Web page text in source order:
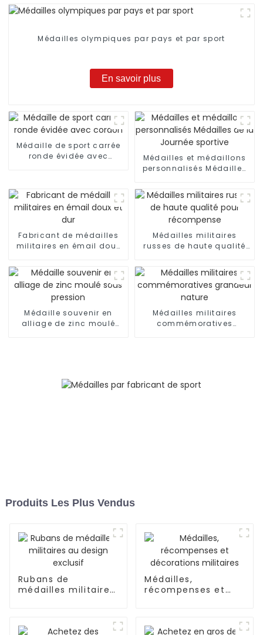
Médailles olympiques par pays et par sport
En savoir plus
Médaille de sport carrée
ronde évidée avec
Médailles et médaillons
personnalisés Médailles
Fabricant de médailles
militaires en émail doux
Médailles militaires
russes de haute qualité
Médaille souvenir en
alliage de zinc moulé
Médailles militaires
commémoratives
Produits Les Plus Vendus
Rubans de
médailles militaires
Médailles,
récompenses et